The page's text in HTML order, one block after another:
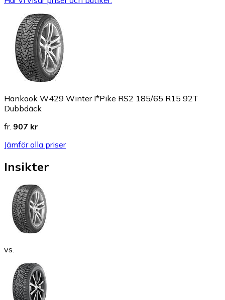
Hankook W429 Winter I*Pike RS2 185/65 R15 92T
Dubbdäck
fr. 907 kr
Jämför alla priser
Insikter
vs.